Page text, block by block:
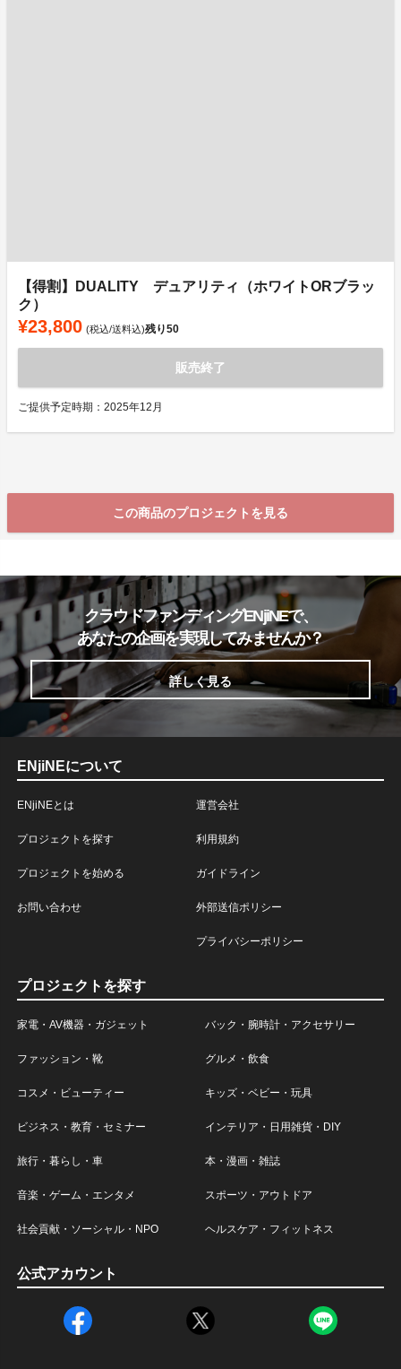
【得割】DUALITY デュアリティ（ホワイトORブラッ
ク）
¥23,800 (税込/送料込)残り50
販売終了
ご提供予定時期：2025年12月
この商品のプロジェクトを見る
クラウドファンディングENjiNEで、
あなたの企画を実現してみませんか？
詳しく見る
ENjiNEについて
ENjiNEとは
プロジェクトを探す
プロジェクトを始める
お問い合わせ
運営会社
利用規約
ガイドライン
外部送信ポリシー
プライバシーポリシー
プロジェクトを探す
家電・AV機器・ガジェット バック・腕時計・アクセサリー
ファッション・靴 グルメ・飲食
コスメ・ビューティー キッズ・ベビー・玩具
ビジネス・教育・セミナー インテリア・日用雑貨・DIY
旅行・暮らし・車 本・漫画・雑誌
音楽・ゲーム・エンタメ スポーツ・アウトドア
社会貢献・ソーシャル・NPO ヘルスケア・フィットネス
公式アカウント